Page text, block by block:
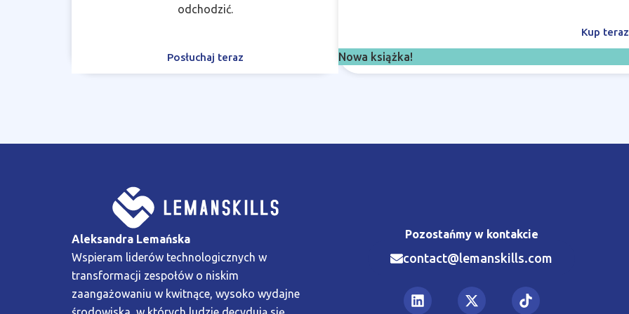
odchodzić.
Posłuchaj teraz
Kup teraz
Nowa książka!
Aleksandra Lemańska
Wspieram liderów technologicznych w
transformacji zespołów o niskim
zaangażowaniu w kwitnące, wysoko wydajne
Pozostańmy w kontakcie
contact@lemanskills.com​